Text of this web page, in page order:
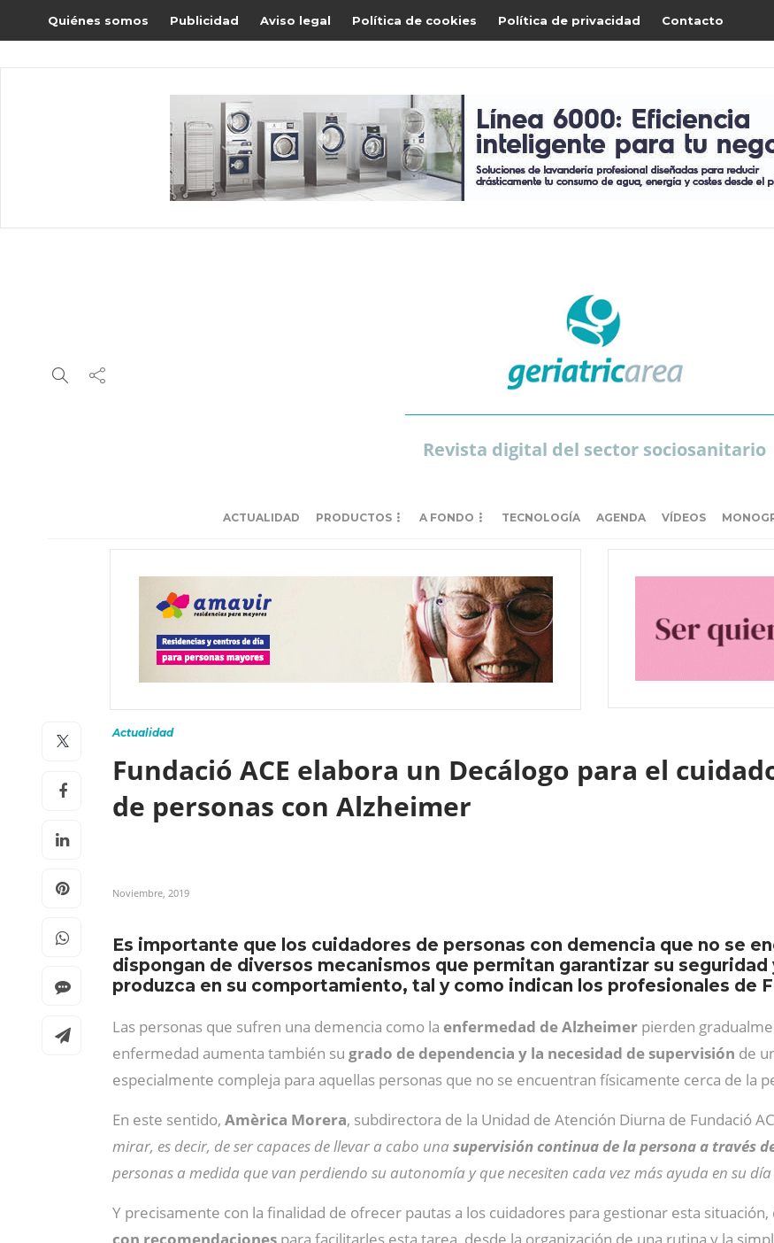
Quiénes somos Publicidad Aviso legal Política de cookies Política de privacidad Contacto
Revista digital del sector sociosanitario
ACTUALIDAD PRODUCTOS A FONDO TECNOLOGÍA AGENDA VÍDEOS
Actualidad
Fundació ACE elabora un Decálogo para el
de personas con Alzheimer
Noviembre, 2019
Es importante que los cuidadores de personas con demencia que no se
dispongan de diversos mecanismos que permitan garantizar su
produzca en su comportamiento, tal y como indican los profesionales de
Las personas que sufren una demencia como la enfermedad de Alzheimer pierden
enfermedad aumenta también su grado de dependencia y la necesidad de supervisión de
especialmente compleja para aquellas personas que no se encuentran físicamente cerca de la
En este sentido, Amèrica Morera, subdirectora de la Unidad de Atención Diurna de Fundació
mirar, es decir, de ser capaces de llevar a cabo una supervisión continua de la persona a través
personas a medida que van perdiendo su autonomía y que necesiten cada vez más ayuda en su día
Y precisamente con la finalidad de ofrecer pautas a los cuidadores para gestionar esta situación,